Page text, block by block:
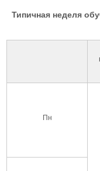
Типичная неделя
Пн